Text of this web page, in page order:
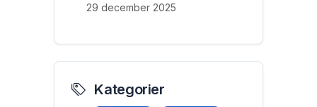
29 december 2025
Kategorier